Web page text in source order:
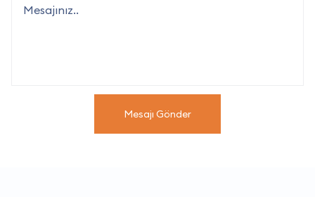
Mesajı Gönder